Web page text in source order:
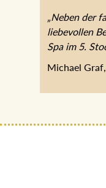
„Neben der
liebevollen
Spa im 5.
Michael